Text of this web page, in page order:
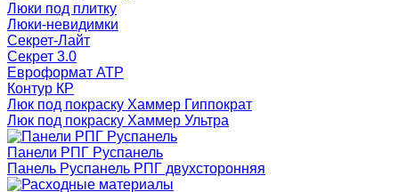
Люки под плитку
Люки-невидимки
Секрет-Лайт
Секрет 3.0
Евроформат АТР
Контур КР
Люк под покраску Хаммер Гиппократ
Люк под покраску Хаммер Ультра
Панели РПГ Руспанель
Панель Руспанель РПГ двухсторонняя